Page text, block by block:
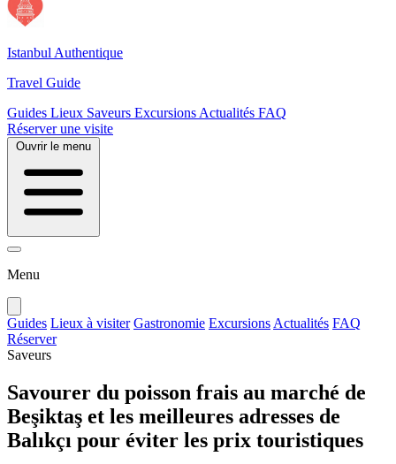
Istanbul Authentique
Travel Guide
Guides Lieux Saveurs Excursions Actualités FAQ
Réserver une visite
Ouvrir le menu
Menu
Guides Lieux à visiter Gastronomie Excursions Actualités FAQ
Réserver
Saveurs
Savourer du poisson frais au marché de
Beşiktaş et les meilleures adresses de
Balıkçı pour éviter les prix touristiques